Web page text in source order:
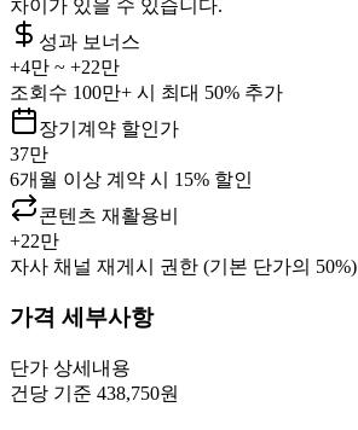
차이가 있을 수 있습니다.
성과 보너스
+4만 ~ +22만
조회수 100만+ 시 최대 50% 추가
장기계약 할인가
37만
6개월 이상 계약 시 15% 할인
콘텐츠 재활용비
+22만
자사 채널 재게시 권한 (기본 단가의 50%)
가격 세부사항
단가 상세내용
건당 기준 438,750원